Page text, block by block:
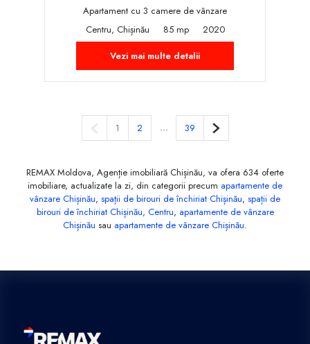
Apartament cu 3 camere de vânzare
Centru, Chișinău
85 mp
2020
Vezi mai multe detalii
Pagina anterioară
1 2 ... 39 Pagina următoare
REMAX Moldova, Agenție imobiliară Chișinău, va ofera 634 oferte
imobiliare, actualizate la zi, din categorii precum apartamente de
vânzare Chișinău, spații de birouri de închiriat Chișinău, spații de
birouri de închiriat Chișinău, Centru, apartamente de vânzare
Chișinău sau apartamente de vânzare Chișinău.